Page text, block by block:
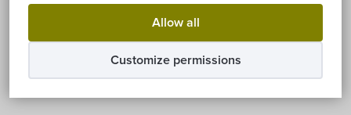
Allow all
Customize permissions
Share
Facebook E-mail